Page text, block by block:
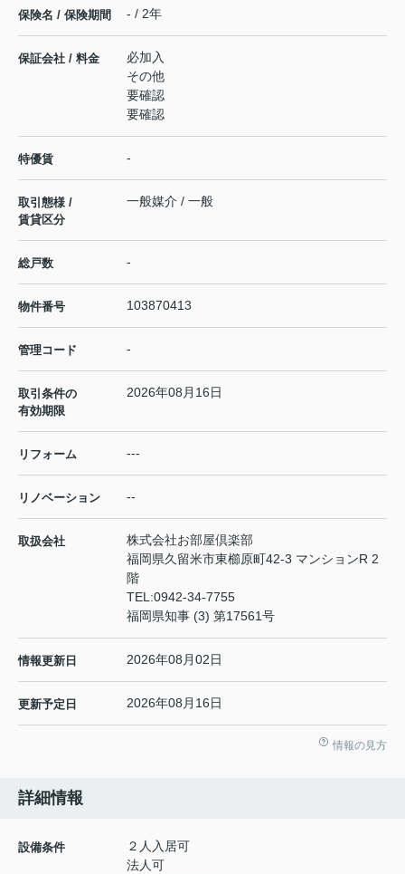
保険名 / 保険期間 - / 2年
保証会社 / 料金
必加入
その他
要確認
要確認
特優賃 -
取引態様 /
賃貸区分
一般媒介 / 一般
総戸数 -
物件番号 103870413
管理コード -
取引条件の
有効期限
2026年08月16日
リフォーム ---
リノベーション --
取扱会社
株式会社お部屋倶楽部
福岡県久留米市東櫛原町42-3 マンションR 2
階
TEL:0942-34-7755
福岡県知事 (3) 第17561号
情報更新日 2026年08月02日
更新予定日 2026年08月16日
情報の見方
詳細情報
設備条件
２人入居可
法人可